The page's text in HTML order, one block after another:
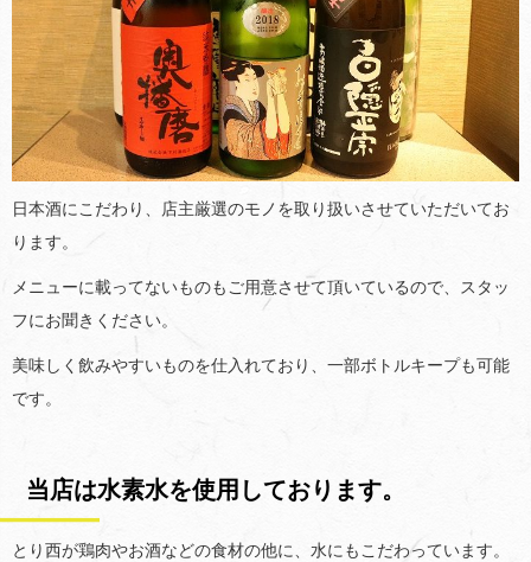
日本酒にこだわり、店主厳選のモノを取り扱いさせていただいてお
ります。
メニューに載ってないものもご用意させて頂いているので、スタッ
フにお聞きください。
美味しく飲みやすいものを仕入れており、一部ボトルキープも可能
です。
当店は水素水を使用しております。
とり西が鶏肉やお酒などの食材の他に、水にもこだわっています。